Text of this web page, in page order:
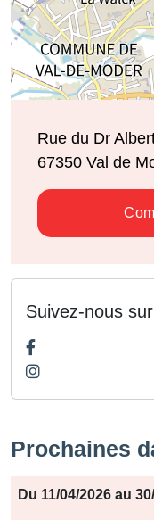
Rue du Dr
67350 Val de
Suivez-nous sur
Prochaines
Période
Du 11/04/2026 au